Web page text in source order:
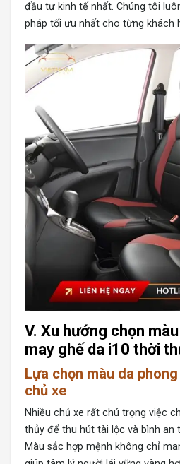
đầu tư kinh tế nhất. Chúng tôi
pháp tối ưu nhất cho từng khách
V. Xu hướng chọn
may ghế da i10 thời
Lựa chọn màu da
chủ xe
Nhiều chủ xe rất chú trọng việc
thủy để thu hút tài lộc và bình an
Màu sắc hợp mệnh không chỉ